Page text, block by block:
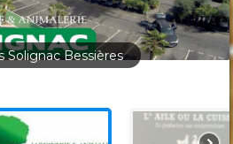
Solignac Bessières